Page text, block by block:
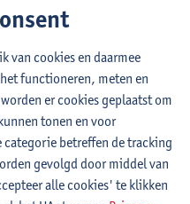
en een profilering
studiepunten op:
van 6 studiepunten,
en telkens minimum 6
filmwetenschap.
van cookies en daarmee
functioneren, meten en
er cookies geplaatst om
tonen en voor
betreffen de tracking
gevolgd door middel van
alle cookies' te klikken